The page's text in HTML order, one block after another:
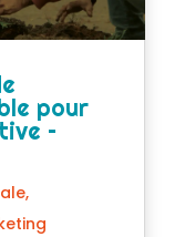
pour
–
,